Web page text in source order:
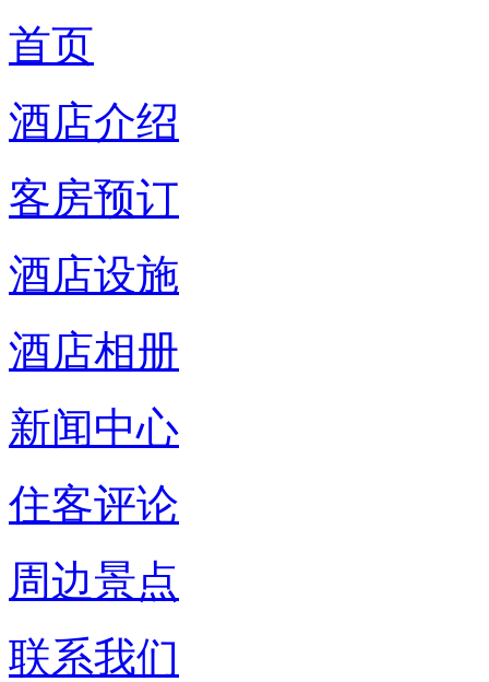
首页
酒店介绍
客房预订
酒店设施
酒店相册
新闻中心
住客评论
周边景点
联系我们